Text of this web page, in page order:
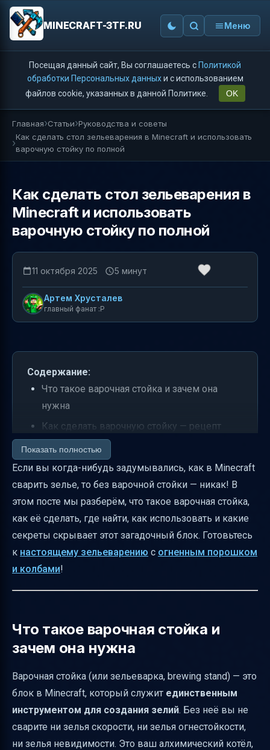
MINECRAFT-3TF.RU Меню
Посещая данный сайт, Вы соглашаетесь с Политикой
обработки Персональных данныхи с использованием
файлов cookie, указанных в данной Политике.
OK
Главная Статьи Руководства и советы
Как сделать стол зельеварения в Minecraft и использовать
варочную стойку по полной
Как сделать стол зельеварения в
Minecraft и использовать
варочную стойку по полной
11 октября 2025 5 минут
Артем Хрусталев
главный фанат :P
Содержание:
Что такое варочная стойка и зачем она
нужна
Как сделать варочную стойку — рецепт
крафта
Где найти варочную стойку в мире Minecraft
Как использовать варочную стойку —
интерфейс и процесс варки
Правила разрушения и дроп варочной
стойки
Варочная стойка и профессии жителей
Таблица с основными характеристиками
варочной стойки
Заключение
Полезные ссылки
Показать полностью
Если вы когда-нибудь задумывались, как в Minecraft
сварить зелье, то без варочной стойки — никак! В
этом посте мы разберём, что такое варочная стойка,
как её сделать, где найти, как использовать и какие
секреты скрывает этот загадочный блок. Готовьтесь
к настоящему зельеварению с огненным порошком
и колбами!
Что такое варочная стойка и
зачем она нужна
Варочная стойка (или зельеварка, brewing stand) — это
блок в Minecraft, который служит единственным
инструментом для создания зелий. Без неё вы не
сварите ни зелья скорости, ни зелья огнестойкости,
ни зелья невидимости. Это ваш алхимический котёл,